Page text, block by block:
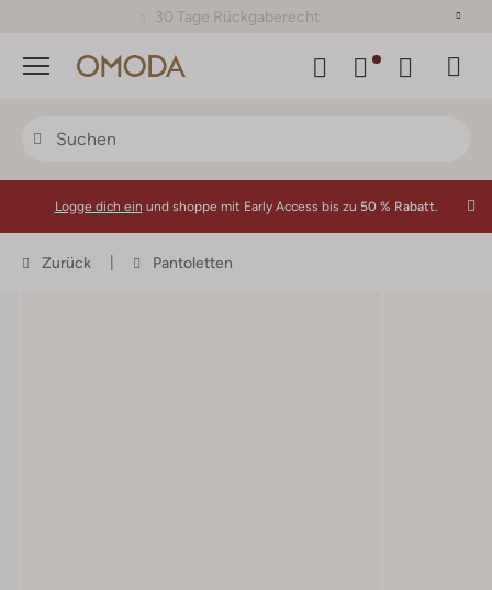
30 Tage Rückgaberecht
Menü
Logge dich ein und shoppe mit Early Access bis zu 50 % Rabatt.
Zurück Pantoletten